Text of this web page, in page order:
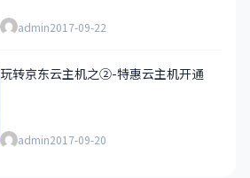
admin2017-09-22
玩转京东云主机之②-特惠云主机开通
admin2017-09-20